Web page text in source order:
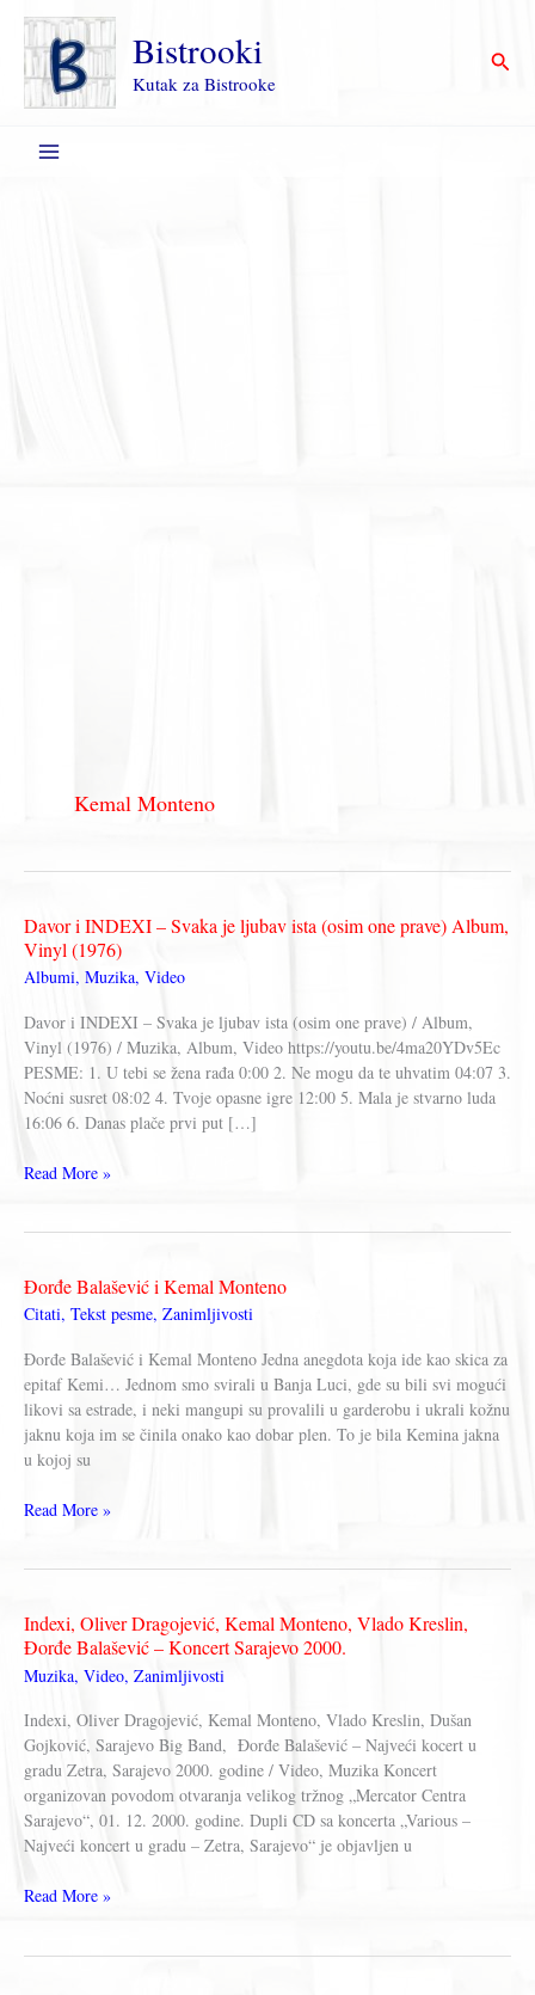
Пређи
садржај
Bistrooki
Kutak za Bistrooke
Kemal Monteno
Davor i INDEXI ‎– Svaka je ljubav ista (osim one prave) Album,
Vinyl (1976)
Albumi, Muzika, Video
Davor i INDEXI ‎– Svaka je ljubav ista (osim one prave) / Album,
Vinyl (1976) / Muzika, Album, Video https://youtu.be/4ma20YDv5Ec
PESME: 1. U tebi se žena rađa 0:00 2. Ne mogu da te uhvatim 04:07 3.
Noćni susret 08:02 4. Tvoje opasne igre 12:00 5. Mala je stvarno luda
16:06 6. Danas plače prvi put […]
Davor
je
ljubav
(osim
one
prave)
Album,
Vinyl
Read More »
Đorđe Balašević i Kemal Monteno
Citati, Tekst pesme, Zanimljivosti
Đorđe Balašević i Kemal Monteno Jedna anegdota koja ide kao skica za
epitaf Kemi… Jednom smo svirali u Banja Luci, gde su bili svi mogući
likovi sa estrade, i neki mangupi su provalili u garderobu i ukrali kožnu
jaknu koja im se činila onako kao dobar plen. To je bila Kemina jakna
u kojoj su
Đorđe
Read More »
Indexi, Oliver Dragojević, Kemal Monteno, Vlado Kreslin,
Đorđe Balašević – Koncert Sarajevo 2000.
Muzika, Video, Zanimljivosti
Indexi, Oliver Dragojević, Kemal Monteno, Vlado Kreslin, Dušan
Gojković, Sarajevo Big Band, Đorđe Balašević – Najveći kocert u
gradu Zetra, Sarajevo 2000. godine / Video, Muzika Koncert
organizovan povodom otvaranja velikog tržnog „Mercator Centra
Sarajevo“, 01. 12. 2000. godine. Dupli CD sa koncerta „Various –
Najveći koncert u gradu – Zetra, Sarajevo“ je objavljen u
Indexi,
Read More »